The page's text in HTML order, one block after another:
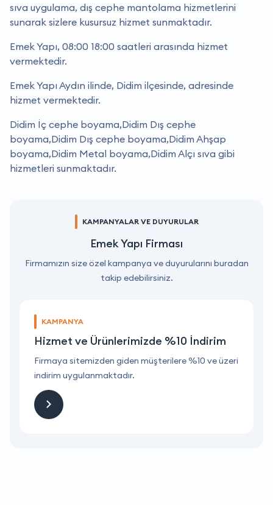
sıva uygulama, dış cephe mantolama hizmetlerini
sunarak sizlere kusursuz hizmet sunmaktadır.
Emek Yapı, 08:00 18:00 saatleri arasında hizmet
vermektedir.
Emek Yapı Aydın ilinde, Didim ilçesinde, adresinde
hizmet vermektedir.
Didim İç cephe boyama,Didim Dış cephe
boyama,Didim Dış cephe boyama,Didim Ahşap
boyama,Didim Metal boyama,Didim Alçı sıva gibi
hizmetleri sunmaktadır.
KAMPANYALAR VE DUYURULAR
Emek Yapı Firması
Firmamızın size özel kampanya ve duyurularını buradan
takip edebilirsiniz.
KAMPANYA
Hizmet ve Ürünlerimizde %10 İndirim
Firmaya sitemizden giden müşterilere %10 ve üzeri
indirim uygulanmaktadır.